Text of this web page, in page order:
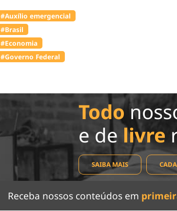
#Auxílio emergencial
#Brasil
#Economia
#Governo Federal
Todo
e de livre
SAIBA MAIS
Receba nossos conteúdos em